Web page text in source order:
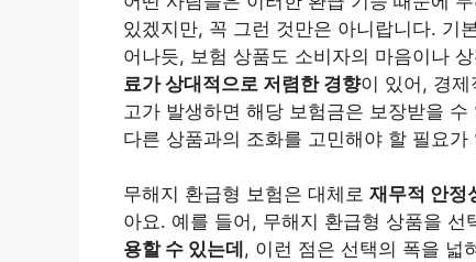
있겠지만, 꼭 그런 것만은 아니랍니다. 기
어나듯, 보험 상품도 소비자의 마음이나
료가 상대적으로 저렴한 경향이 있어, 경
고가 발생하면 해당 보험금은 보장받을 수
다른 상품과의 조화를 고민해야 할 필요가
무해지 환급형 보험은 대체로 재무적 안정
아요. 예를 들어, 무해지 환급형 상품을 선
용할 수 있는데 , 이런 점은 선택의 폭을 넓